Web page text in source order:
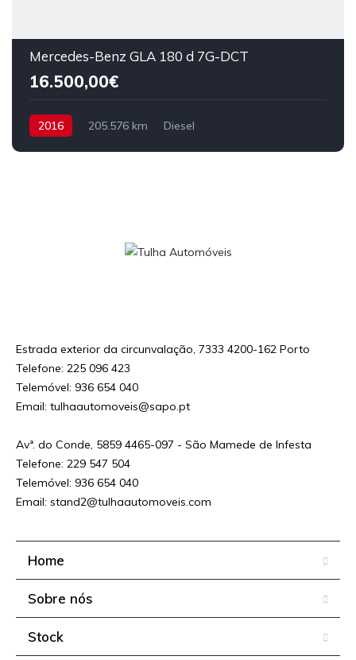
Mercedes-Benz GLA 180 d 7G-DCT
16.500,00€
2016 205.576 km Diesel
Estrada exterior da circunvalação, 7333 4200-162 Porto
Telefone: 225 096 423
Telemóvel: 936 654 040
Email: tulhaautomoveis@sapo.pt
Avª. do Conde, 5859 4465-097 - São Mamede de Infesta
Telefone: 229 547 504
Telemóvel: 936 654 040
Email: stand2@tulhaautomoveis.com
Home
Sobre nós
Stock